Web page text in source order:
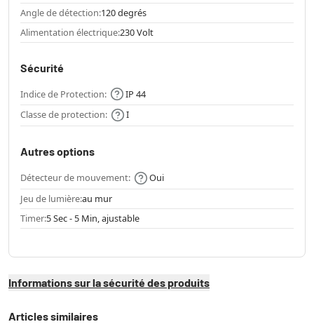
Angle de détection:120 degrés
Alimentation électrique:230 Volt
Sécurité
Indice de Protection:
IP 44
Classe de protection:
I
Autres options
Détecteur de mouvement:
Oui
Jeu de lumière:au mur
Timer:5 Sec - 5 Min, ajustable
Informations sur la sécurité des produits
Articles similaires